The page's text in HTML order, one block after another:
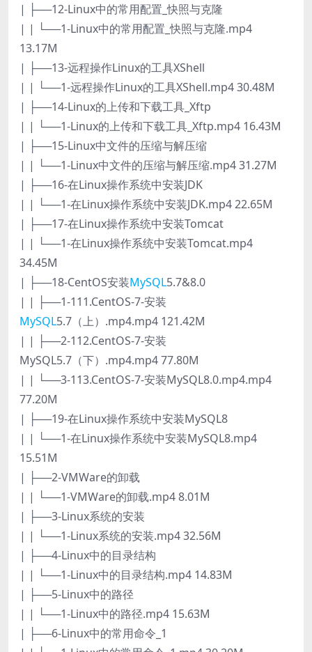
| ├──12-Linux中的常用配置_快照与克隆
| | └──1-Linux中的常用配置_快照与克隆.mp4
13.17M
| ├──13-远程操作Linux的工具XShell
| | └──1-远程操作Linux的工具XShell.mp4 30.48M
| ├──14-Linux的上传和下载工具_Xftp
| | └──1-Linux的上传和下载工具_Xftp.mp4 16.43M
| ├──15-Linux中文件的压缩与解压缩
| | └──1-Linux中文件的压缩与解压缩.mp4 31.27M
| ├──16-在Linux操作系统中安装JDK
| | └──1-在Linux操作系统中安装JDK.mp4 22.65M
| ├──17-在Linux操作系统中安装Tomcat
| | └──1-在Linux操作系统中安装Tomcat.mp4
34.45M
| ├──18-CentOS安装MySQL5.7&8.0
| | ├──1-111.CentOS-7-安装
MySQL5.7（上）.mp4.mp4 121.42M
| | ├──2-112.CentOS-7-安装
MySQL5.7（下）.mp4.mp4 77.80M
| | └──3-113.CentOS-7-安装MySQL8.0.mp4.mp4
77.20M
| ├──19-在Linux操作系统中安装MySQL8
| | └──1-在Linux操作系统中安装MySQL8.mp4
15.51M
| ├──2-VMWare的卸载
| | └──1-VMWare的卸载.mp4 8.01M
| ├──3-Linux系统的安装
| | └──1-Linux系统的安装.mp4 32.56M
| ├──4-Linux中的目录结构
| | └──1-Linux中的目录结构.mp4 14.83M
| ├──5-Linux中的路径
| | └──1-Linux中的路径.mp4 15.63M
| ├──6-Linux中的常用命令_1